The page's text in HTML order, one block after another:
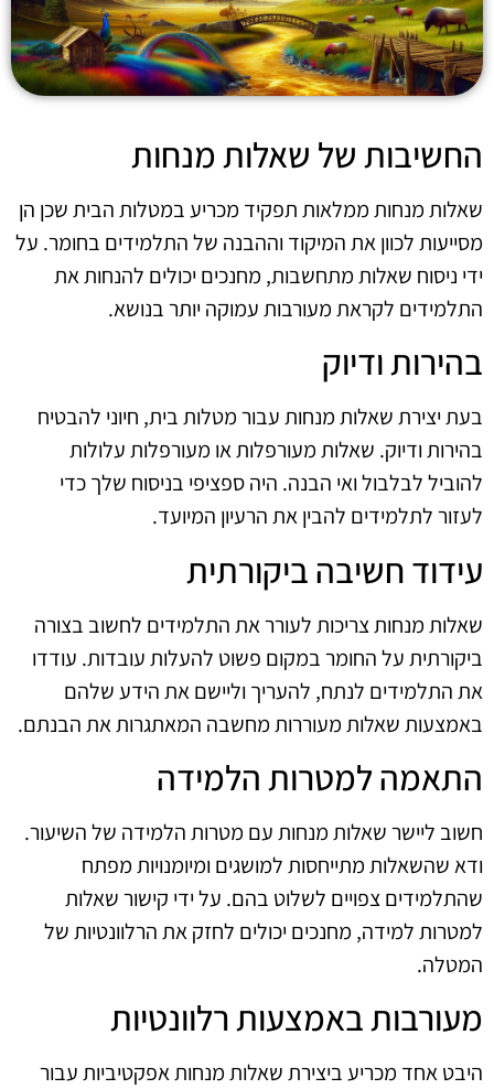
החשיבות של שאלות מנחות
שאלות מנחות ממלאות תפקיד מכריע במטלות הבית שכן הן
מסייעות לכוון את המיקוד וההבנה של התלמידים בחומר. על
ידי ניסוח שאלות מתחשבות, מחנכים יכולים להנחות את
התלמידים לקראת מעורבות עמוקה יותר בנושא.
בהירות ודיוק
בעת יצירת שאלות מנחות עבור מטלות בית, חיוני להבטיח
בהירות ודיוק. שאלות מעורפלות או מעורפלות עלולות
להוביל לבלבול ואי הבנה. היה ספציפי בניסוח שלך כדי
לעזור לתלמידים להבין את הרעיון המיועד.
עידוד חשיבה ביקורתית
שאלות מנחות צריכות לעורר את התלמידים לחשוב בצורה
ביקורתית על החומר במקום פשוט להעלות עובדות. עודדו
את התלמידים לנתח, להעריך וליישם את הידע שלהם
באמצעות שאלות מעוררות מחשבה המאתגרות את הבנתם.
התאמה למטרות הלמידה
חשוב ליישר שאלות מנחות עם מטרות הלמידה של השיעור.
ודא שהשאלות מתייחסות למושגים ומיומנויות מפתח
שהתלמידים צפויים לשלוט בהם. על ידי קישור שאלות
למטרות למידה, מחנכים יכולים לחזק את הרלוונטיות של
המטלה.
מעורבות באמצעות רלוונטיות
היבט אחד מכריע ביצירת שאלות מנחות אפקטיביות עבור